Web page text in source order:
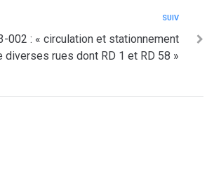
SUIV
002 : « circulation et stationnement
diverses rues dont RD 1 et RD 58 »